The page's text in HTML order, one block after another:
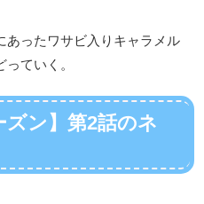
あったワサビ入りキャラメル
ていく。
ズン】第2話のネ